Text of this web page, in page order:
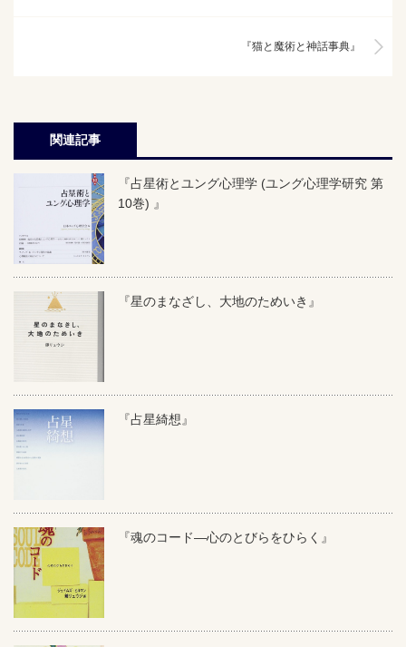
『猫と魔術と神話事典』
関連記事
『占星術とユング心理学 (ユング心理学研究 第
10巻) 』
『星のまなざし、大地のためいき』
『占星綺想』
『魂のコード―心のとびらをひらく』